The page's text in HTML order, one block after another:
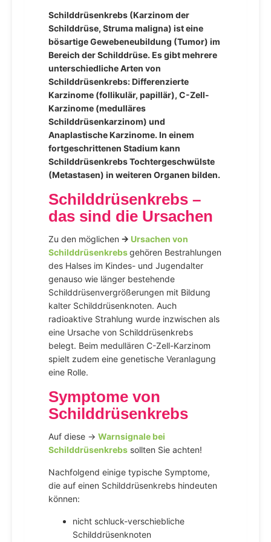
Schilddrüsenkrebs (Karzinom der
Schilddrüse, Struma maligna) ist eine
bösartige Gewebeneubildung (Tumor) im
Bereich der Schilddrüse. Es gibt mehrere
unterschiedliche Arten von
Schilddrüsenkrebs: Differenzierte
Karzinome (follikulär, papillär), C-Zell-
Karzinome (medulläres
Schilddrüsenkarzinom) und
Anaplastische Karzinome. In einem
fortgeschrittenen Stadium kann
Schilddrüsenkrebs Tochtergeschwülste
(Metastasen) in weiteren Organen bilden.
Schilddrüsenkrebs –
das sind die Ursachen
Zu den möglichen → Ursachen von
Schilddrüsenkrebsgehören Bestrahlungen
des Halses im Kindes- und Jugendalter
genauso wie länger bestehende
Schilddrüsenvergrößerungen mit Bildung
kalter Schilddrüsenknoten. Auch
radioaktive Strahlung wurde inzwischen als
eine Ursache von Schilddrüsenkrebs
belegt. Beim medullären C-Zell-Karzinom
spielt zudem eine genetische Veranlagung
eine Rolle.
Symptome von
Schilddrüsenkrebs
Auf diese → Warnsignale bei
Schilddrüsenkrebs sollten Sie achten!
Nachfolgend einige typische Symptome,
die auf einen Schilddrüsenkrebs hindeuten
können:
nicht schluck-verschiebliche
Schilddrüsenknoten